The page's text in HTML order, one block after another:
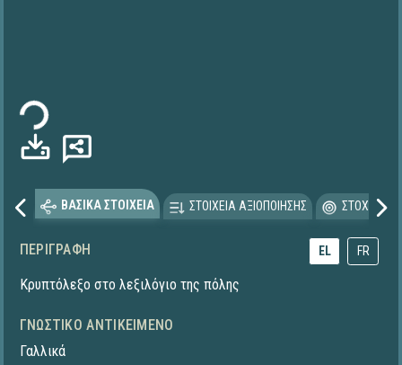
ΒΑΣΙΚΑ ΣΤΟΙΧΕΙΑ ΣΤΟΙΧΕΙΑ ΑΞΙΟΠΟΙΗΣΗΣ
ΠΕΡΙΓΡΑΦΉ EL FR
Κρυπτόλεξο στο λεξιλόγιο της πόλης
ΓΝΩΣΤΙΚΌ ΑΝΤΙΚΕΊΜΕΝΟ
Γαλλικά